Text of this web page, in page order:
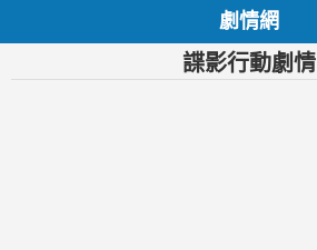
劇情網
諜影行動劇情